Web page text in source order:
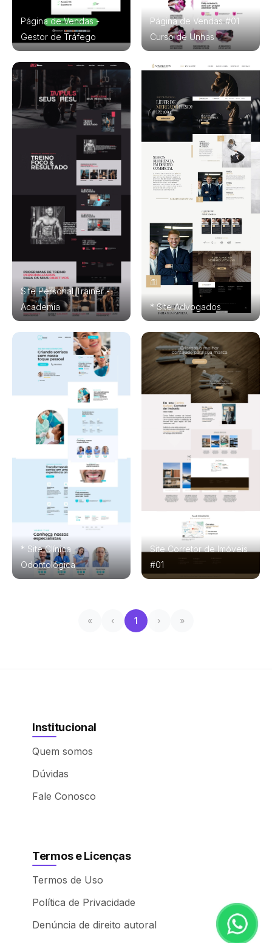
Página de Vendas -
Gestor de Tráfego
Página de Vendas #01
Curso de Unhas
Site Personal Trainer -
Academia
* Site Advogados
* Site Clínica
Odontológica
Site Corretor de Imóveis
#01
« ‹ 1 › »
Institucional
Quem somos
Dúvidas
Fale Conosco
Termos e Licenças
Termos de Uso
Política de Privacidade
Denúncia de direito autoral